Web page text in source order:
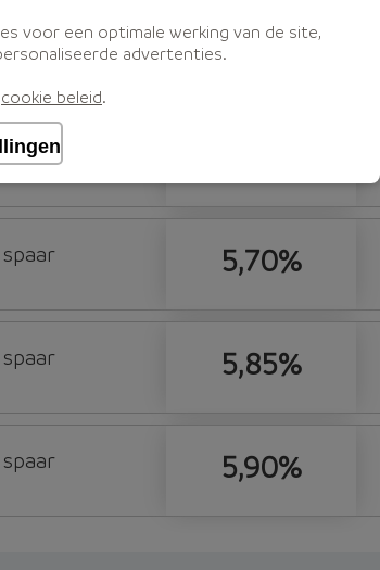
spaar 5,65%
spaar
spaar 5,70%
spaar 5,85%
spaar 5,90%
voor een optimale werking van de site,
advertenties.
cookie beleid.